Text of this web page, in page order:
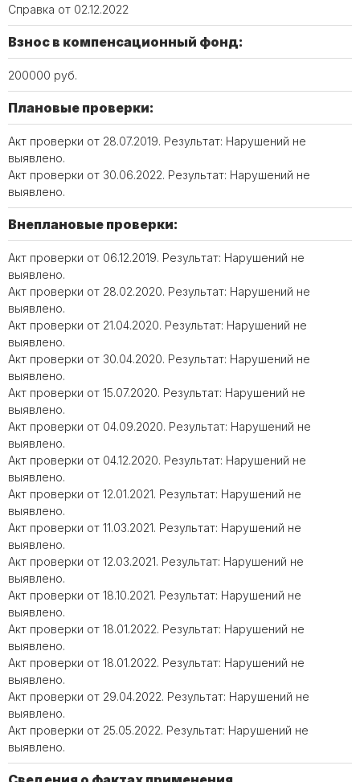
Справка от 02.12.2022
Взнос в компенсационный фонд:
200000 руб.
Плановые проверки:
Акт проверки от 28.07.2019. Результат: Нарушений не
выявлено.
Акт проверки от 30.06.2022. Результат: Нарушений не
выявлено.
Внеплановые проверки:
Акт проверки от 06.12.2019. Результат: Нарушений не
выявлено.
Акт проверки от 28.02.2020. Результат: Нарушений не
выявлено.
Акт проверки от 21.04.2020. Результат: Нарушений не
выявлено.
Акт проверки от 30.04.2020. Результат: Нарушений не
выявлено.
Акт проверки от 15.07.2020. Результат: Нарушений не
выявлено.
Акт проверки от 04.09.2020. Результат: Нарушений не
выявлено.
Акт проверки от 04.12.2020. Результат: Нарушений не
выявлено.
Акт проверки от 12.01.2021. Результат: Нарушений не
выявлено.
Акт проверки от 11.03.2021. Результат: Нарушений не
выявлено.
Акт проверки от 12.03.2021. Результат: Нарушений не
выявлено.
Акт проверки от 18.10.2021. Результат: Нарушений не
выявлено.
Акт проверки от 18.01.2022. Результат: Нарушений не
выявлено.
Акт проверки от 18.01.2022. Результат: Нарушений не
выявлено.
Акт проверки от 29.04.2022. Результат: Нарушений не
выявлено.
Акт проверки от 25.05.2022. Результат: Нарушений не
выявлено.